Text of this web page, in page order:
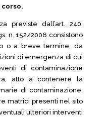
corso.
previste dall’art. 240,
n. 152/2006 consistono
o a breve termine, da
di emergenza di cui
di contaminazione
atto a contenere la
di contaminazione,
matrici presenti nel sito
ulteriori interventi